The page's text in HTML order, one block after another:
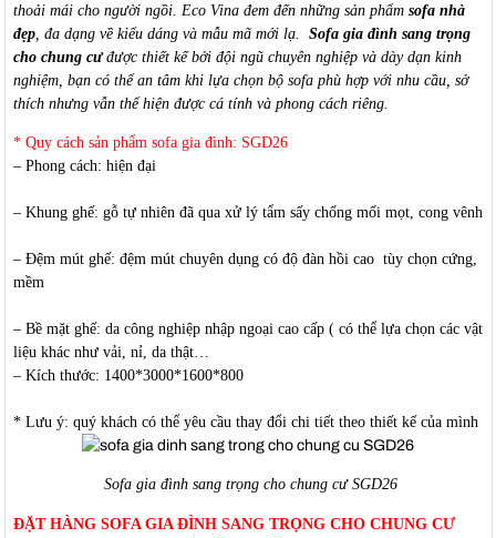
thoải mái cho người ngồi. Eco Vina đem đến những sản phẩm sofa nhà
đẹp, đa dạng về kiểu dáng và mẫu mã mới lạ.
Sofa gia đình sang trọng
cho chung cưđược thiết kế bởi đội ngũ chuyên nghiệp và dày dạn kinh
nghiệm, bạn có thể an tâm khi lựa chọn bộ sofa phù hợp với nhu cầu, sở
thích nhưng vẫn thể hiện được cá tính và phong cách riêng.
* Quy cách sản phẩm sofa gia đình: SGD26
– Phong cách: hiện đại
– Khung ghế: gỗ tự nhiên đã qua xử lý tẩm sấy chống mối mọt, cong vênh
– Đệm mút ghế: đệm mút chuyên dụng có độ đàn hồi cao tùy chọn cứng,
mềm
– Bề mặt ghế: da công nghiệp nhập ngoại cao cấp ( có thể lựa chọn các vật
liệu khác như vải, nỉ, da thật…
– Kích thước: 1400*3000*1600*800
* Lưu ý: quý khách có thể yêu cầu thay đổi chi tiết theo thiết kế của mình
Sofa gia đình sang trọng cho chung cư SGD26
ĐẶT HÀNG SOFA GIA ĐÌNH SANG TRỌNG CHO CHUNG CƯ